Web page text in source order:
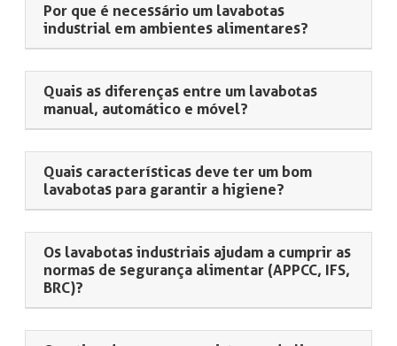
Por que é necessário um lavabotas
industrial em ambientes alimentares?
Quais as diferenças entre um lavabotas
manual, automático e móvel?
Quais características deve ter um bom
lavabotas para garantir a higiene?
Os lavabotas industriais ajudam a cumprir as
normas de segurança alimentar (APPCC, IFS,
BRC)?